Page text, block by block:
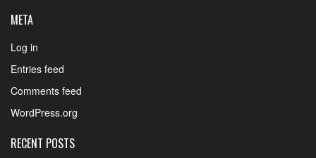
META
Log in
Entries feed
Comments feed
WordPress.org
RECENT POSTS